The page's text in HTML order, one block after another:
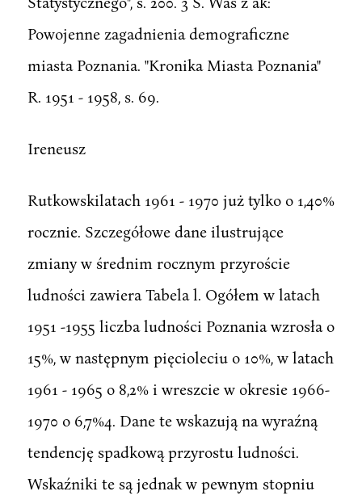
Powojenne zagadnienia demograficzne
miasta Poznania. "Kronika Miasta Poznania"
R. 1951 - 1958, s. 69.
Ireneusz
Rutkowskilatach 1961 - 1970 już tylko o 1,40%
rocznie. Szczegółowe dane ilustrujące
zmiany w średnim rocznym przyroście
ludności zawiera Tabela l. Ogółem w latach
1951 -1955 liczba ludności Poznania wzrosła o
15%, w następnym pięcioleciu o 10%, w latach
1961 - 1965 o 8,2% i wreszcie w okresie 1966-
1970 o 6,7%4. Dane te wskazują na wyraźną
tendencję spadkową przyrostu ludności.
Wskaźniki te są jednak w pewnym stopniu